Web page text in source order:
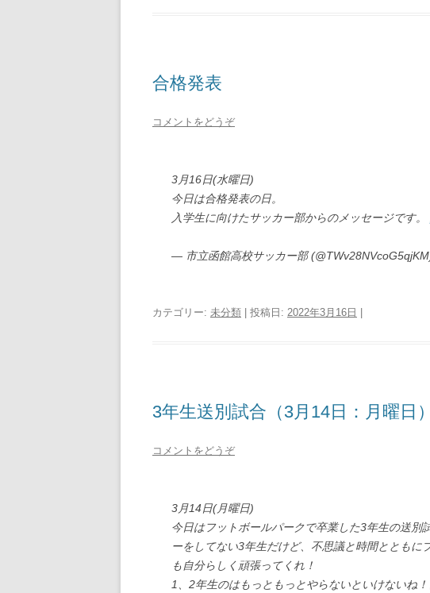
合格発表
コメントをどうぞ
3月16日(水曜日)
今日は合格発表の日。
入学生に向けたサッカー部からのメッセージです。
— 市立函館高校サッカー部
カテゴリー: 未分類 | 投稿日: 2022年3月16日
3年生送別試合（3月14日：月曜日）
コメントをどうぞ
3月14日(月曜日)
今日はフットボールパークで卒業した3年生の送別
ーをしてない3年生だけど、不思議と時間とともに
も自分らしく頑張ってくれ！
1、2年生のはもっともっとやらないといけないね